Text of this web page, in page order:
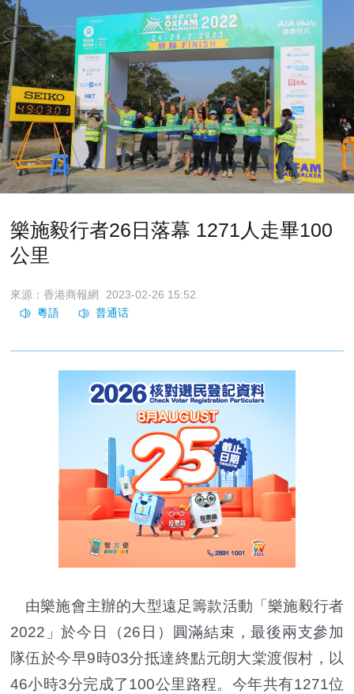
樂施毅行者26日落幕 1271人走畢100
公里
來源：香港商報網 2023-02-26 15:52
由樂施會主辦的大型遠足籌款活動「樂施毅行者
2022」於今日（26日）圓滿結束，最後兩支參加
隊伍於今早9時03分抵達終點元朗大棠渡假村，以
46小時3分完成了100公里路程。今年共有1271位